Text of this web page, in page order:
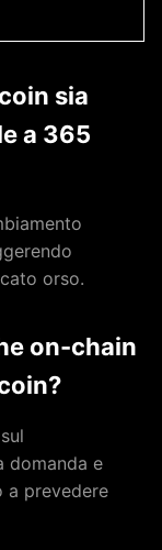
sia
a 365
orso.
on-chain
domanda e
a prevedere